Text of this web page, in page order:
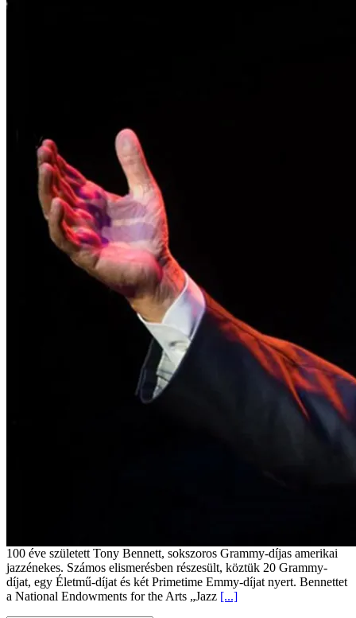
100 éve született Tony Bennett, sokszoros Grammy-díjas amerikai
jazzénekes. Számos elismerésben részesült, köztük 20 Grammy-
díjat, egy Életmű-díjat és két Primetime Emmy-díjat nyert. Bennettet
a National Endowments for the Arts „Jazz [...]